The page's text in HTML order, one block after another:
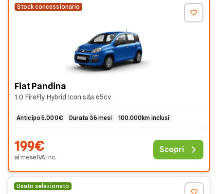
Stock concessionario
Fiat Pandina
1.0 FireFly Hybrid Icon s&s 65cv
Anticipo 5.000€ Durata 36 mesi 100.000km inclusi
199€
al meseIVAinc.
Scopri
Usato selezionato